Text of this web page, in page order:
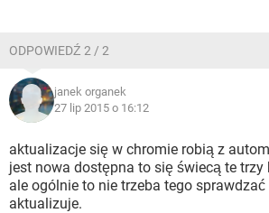
ODPOWIEDŹ 2 / 2
janek organek
27 lip 2015 o 16:12
aktualizacje się w chromie robią z
jest nowa dostępna to się świecą te trzy
ale ogólnie to nie trzeba tego
aktualizuje.